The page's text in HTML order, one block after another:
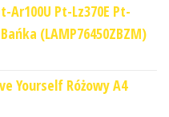
Ar100U Pt-Lz370E Pt-
(LAMP76450ZBZM)
Yourself Różowy A4